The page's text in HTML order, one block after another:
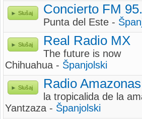
Slušaj Concierto FM
Punta del Este -
Slušaj Real Radio MX
The future is now
Chihuahua - Španjolski
Slušaj Radio
la tropicalida de la
Yantzaza - Španjolski